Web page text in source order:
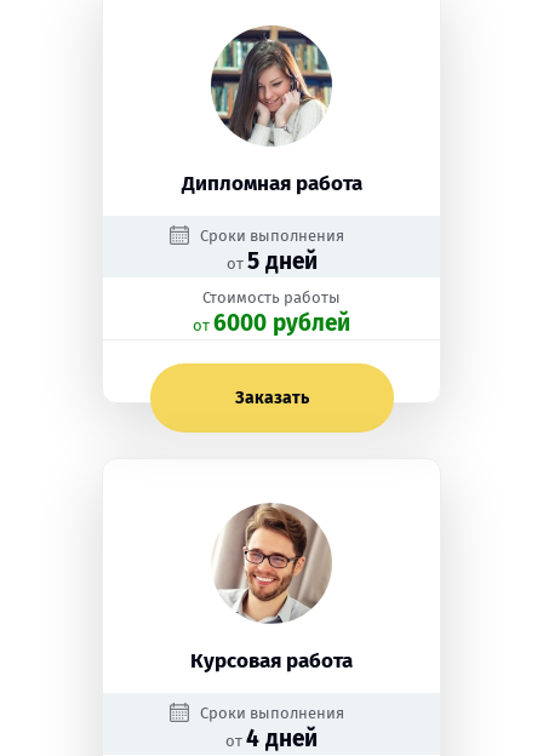
Дипломная работа
Сроки выполнения
от 5 дней
Стоимость работы
oт 6000 рублей
Заказать
Курсовая работа
Сроки выполнения
от 4 дней